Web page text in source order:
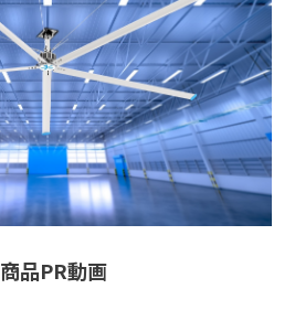
商品PR動画